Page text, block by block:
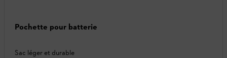
Pochette pour batterie
Sac léger et durable